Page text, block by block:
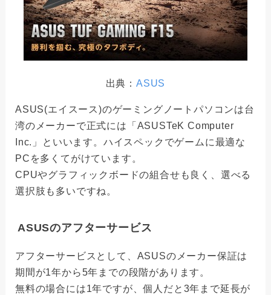
出典：ASUS
ASUS(エイスース)のゲーミングノートパソコンは台
湾のメーカーで正式には「ASUSTeK Computer
Inc.」といいます。ハイスペックでゲームに最適な
PCを多くてがけています。
CPUやグラフィックボードの組合せも良く、選べる
選択肢も多いですね。
ASUSのアフターサービス
アフターサービスとして、ASUSのメーカー保証は
期間が1年から5年までの段階があります。
無料の場合には1年ですが、個人だと3年まで延長が